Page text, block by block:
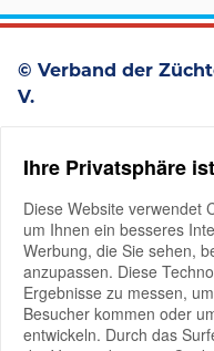
© Verband der
V.
D-25336 Elmshorn
+49 4121 4979-0
Ihre Privatsphäre
Diese Website verwendet
um Ihnen ein besseres
Werbung, die Sie sehen,
anzupassen. Diese
Ergebnisse zu messen,
Besucher kommen oder
entwickeln. Durch das